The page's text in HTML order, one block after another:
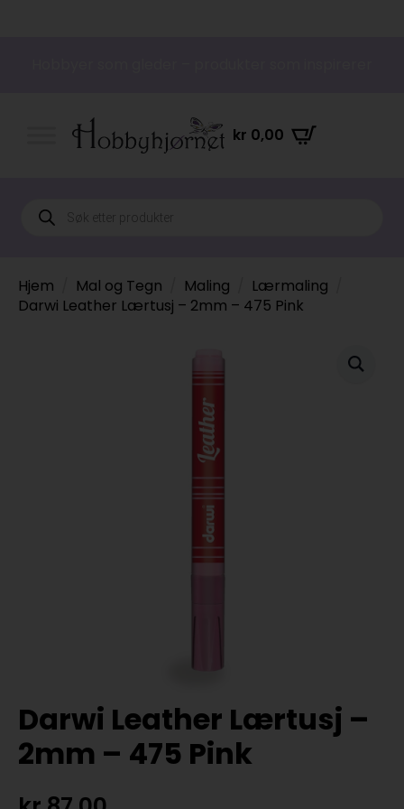
kr 0,00
Products
search
Hjem Mal og Tegn Maling
Lærmaling
Darwi Leather Lærtusj – 2mm – 475 Pink
Darwi Leather Lærtusj –
2mm – 475 Pink